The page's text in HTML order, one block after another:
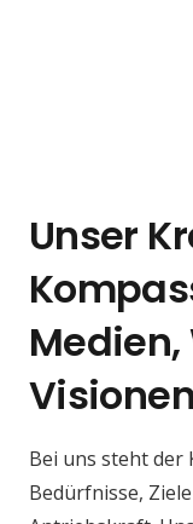
Unser
Visionen
Bei uns steht der
Bedürfnisse,